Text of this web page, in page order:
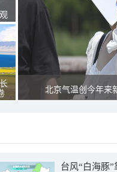
北京气温创今年来
台风“白海豚